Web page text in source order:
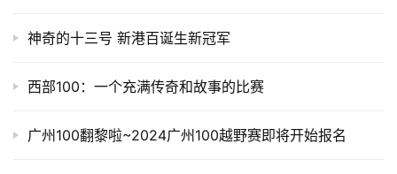
神奇的十三号 新港百诞生新冠军
西部100：一个充满传奇和故事的比赛
广州100翻黎啦~2024广州100越野赛即将开始报名